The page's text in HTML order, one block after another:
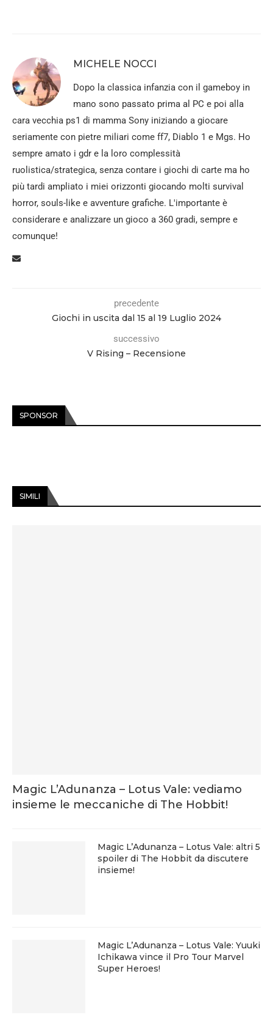
MICHELE NOCCI
Dopo la classica infanzia con il gameboy in
mano sono passato prima al PC e poi alla
cara vecchia ps1 di mamma Sony iniziando a giocare
seriamente con pietre miliari come ff7, Diablo 1 e Mgs. Ho
sempre amato i gdr e la loro complessità
ruolistica/strategica, senza contare i giochi di carte ma ho
più tardi ampliato i miei orizzonti giocando molti survival
horror, souls-like e avventure grafiche. L'importante è
considerare e analizzare un gioco a 360 gradi, sempre e
comunque!
precedente
Giochi in uscita dal 15 al 19 Luglio 2024
successivo
V Rising – Recensione
SPONSOR
SIMILI
Magic L’Adunanza – Lotus Vale: vediamo
insieme le meccaniche di The Hobbit!
Magic L’Adunanza – Lotus Vale: altri 5
spoiler di The Hobbit da discutere
insieme!
Magic L’Adunanza – Lotus Vale: Yuuki
Ichikawa vince il Pro Tour Marvel
Super Heroes!